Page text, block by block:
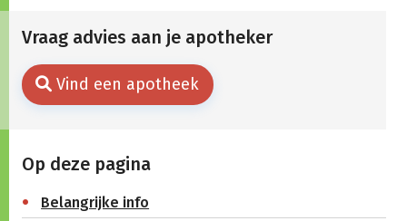
Vraag advies aan je apotheker
Vind een apotheek
Op deze pagina
Belangrijke info